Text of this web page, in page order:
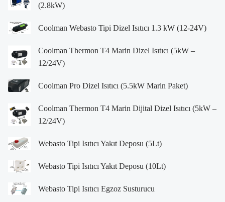
(2.8kW)
Coolman Webasto Tipi Dizel Isıtıcı 1.3 kW (12-24V)
Coolman Thermon T4 Marin Dizel Isıtıcı (5kW –
12/24V)
Coolman Pro Dizel Isıtıcı (5.5kW Marin Paket)
Coolman Thermon T4 Marin Dijital Dizel Isıtıcı (5kW –
12/24V)
Webasto Tipi Isıtıcı Yakıt Deposu (5Lt)
Webasto Tipi Isıtıcı Yakıt Deposu (10Lt)
Webasto Tipi Isıtıcı Egzoz Susturucu